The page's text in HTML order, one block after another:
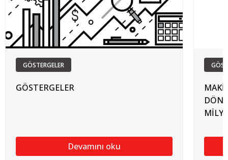
GÖSTERGELER
GÖSTERGELER
Devamını oku